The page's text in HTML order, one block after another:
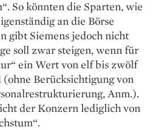
So könnten die Sparten, wie
an die Börse
gibt Siemens jedoch nicht
soll zwar steigen, wenn für
ein Wert von elf bis zwölf
Berücksichtigung von
Anm.).
der Konzern lediglich von